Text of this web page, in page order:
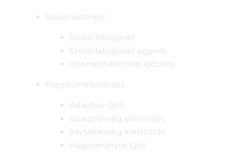
Szülői vezérlés:
Szülői felügyelet
Szülői felügyelet egyedi
Internethasználat időzítés
Forgalomellenőrzés:
Adaptive QoS
Sávszélesség ellenőrzés
Sávszélesség korlátozás
Hagyományos QoS